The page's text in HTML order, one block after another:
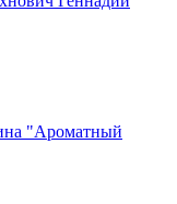
"Ароматный